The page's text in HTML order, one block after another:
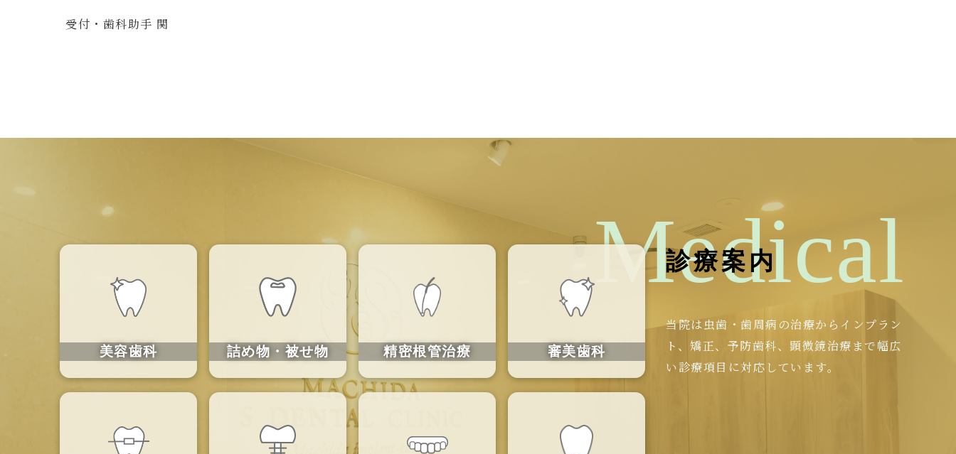
受付・歯科助手 関
診療案内
Medical
当院は虫歯・歯周病の治療からインプラン
ト、矯正、予防歯科、顕微鏡治療まで幅広
い診療項目に対応しています。
美容歯科 詰め物・被せ物 精密根管治療 審美歯科